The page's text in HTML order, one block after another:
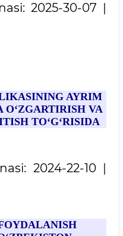
2025-30-07 |
1076
AYRIM
O‘ZGARTIRISH VA
TO‘G‘RISIDA
2024-22-10 |
981